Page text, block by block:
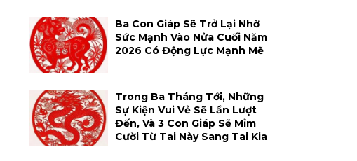
Ba Con Giáp Sẽ Trở Lại Nhờ
Sức Mạnh Vào Nửa Cuối Năm
2026 Có Động Lực Mạnh Mẽ
Trong Ba Tháng Tới, Những
Sự Kiện Vui Vẻ Sẽ Lần Lượt
Đến, Và 3 Con Giáp Sẽ Mỉm
Cười Từ Tai Này Sang Tai Kia